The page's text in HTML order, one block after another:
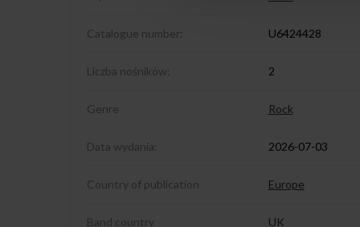
Catalogue number: U6424428
Liczba nośników: 2
Genre Rock
Data wydania: 2026-07-03
Country of publication Europe
Band country UK